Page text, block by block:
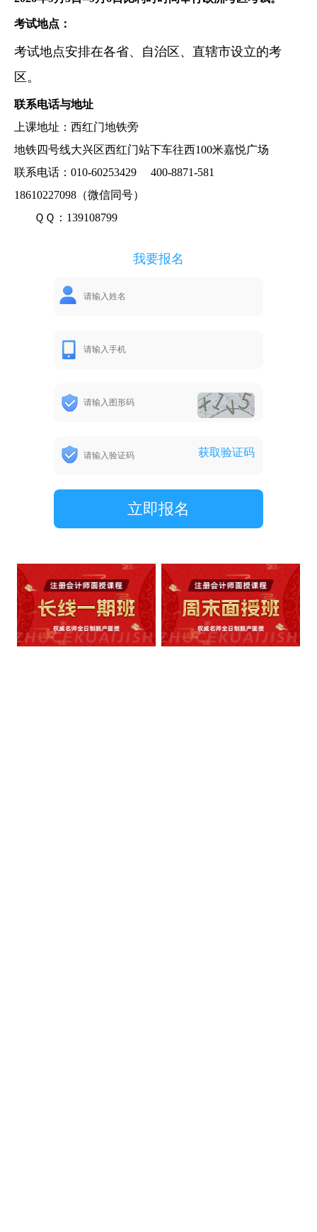
考试地点：
考试地点安排在各省、自治区、直辖市设立的考
区。
联系电话与地址
上课地址：西红门地铁旁
地铁四号线大兴区西红门站下车往西100米嘉悦广场
联系电话：010-60253429 400-8871-581
18610227098（微信同号）
ＱＱ：139108799
我要报名
获取验证码
立即报名